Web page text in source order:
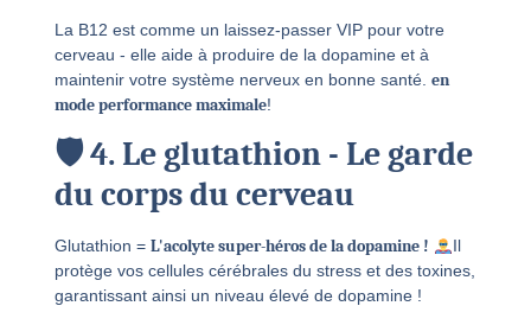
La B12 est comme un laissez-passer VIP pour votre
cerveau - elle aide à produire de la dopamine et à
maintenir votre système nerveux en bonne santé. en
mode performance maximale!
🛡 4. Le glutathion - Le garde
du corps du cerveau
Glutathion = L'acolyte super-héros de la dopamine !
Il
protège vos cellules cérébrales du stress et des toxines,
garantissant ainsi un niveau élevé de dopamine !